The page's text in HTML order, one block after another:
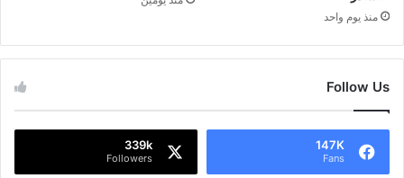
منذ يوم واحد
Follow Us
147K
Fans
339k
Followers